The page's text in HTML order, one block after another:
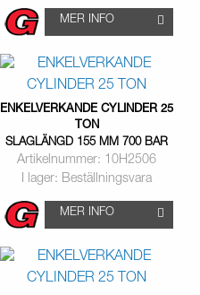
MER INFO
ENKELVERKANDE CYLINDER 25
TON
SLAGLÄNGD 155 MM 700 BAR
Artikelnummer: 10H2506
I lager: Beställningsvara
MER INFO